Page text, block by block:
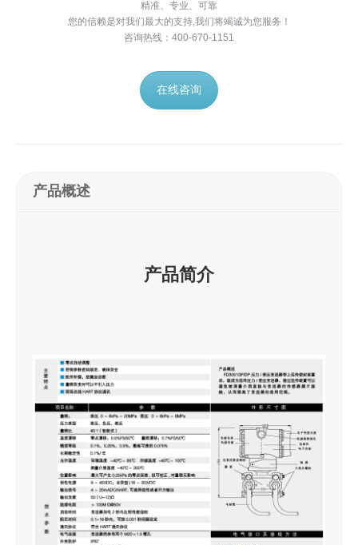
精准、专业、可靠
您的信赖是对我们最大的支持,我们将竭诚为您服务！
咨询热线：400-670-1151
在线咨询
产品概述
产品简介